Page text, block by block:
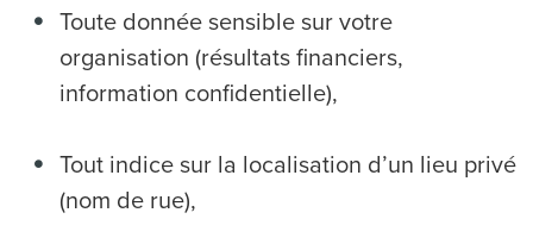
Toute donnée sensible sur votre
organisation (résultats financiers,
information confidentielle),
Tout indice sur la localisation d’un lieu privé
(nom de rue),